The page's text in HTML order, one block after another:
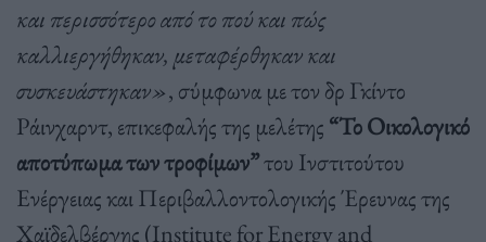
και περισσότερο από το πού και πώς
καλλιεργήθηκαν, μεταφέρθηκαν και
συσκευάστηκαν», σύμφωνα με τον δρ Γκίντο
Ράινχαρντ, επικεφαλής της μελέτης “Το Οικολογικό
αποτύπωμα των τροφίμων”του Ινστιτούτου
Ενέργειας και Περιβαλλοντολογικής Έρευνας της
Χαϊδελβέργης (Institute for Energy and